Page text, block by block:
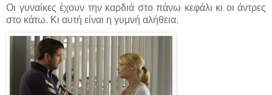
Οι γυναίκες έχουν την καρδιά στο πάνω κεφάλι κι οι άντρες
στο κάτω. Κι αυτή είναι η γυμνή αλήθεια.